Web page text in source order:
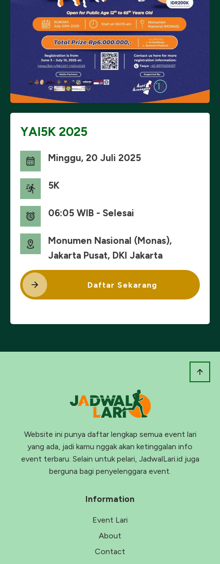
YAI5K 2025
Minggu, 20 Juli 2025
5K
06:05 WIB - Selesai
Monumen Nasional (Monas),
Jakarta Pusat, DKI Jakarta
Daftar Sekarang
Website ini punya daftar lengkap semua event lari
yang ada, jadi kamu nggak akan ketinggalan info
event terbaru. Selain untuk pelari, JadwalLari.id juga
berguna bagi penyelenggara event.
Information
Event Lari
About
Contact